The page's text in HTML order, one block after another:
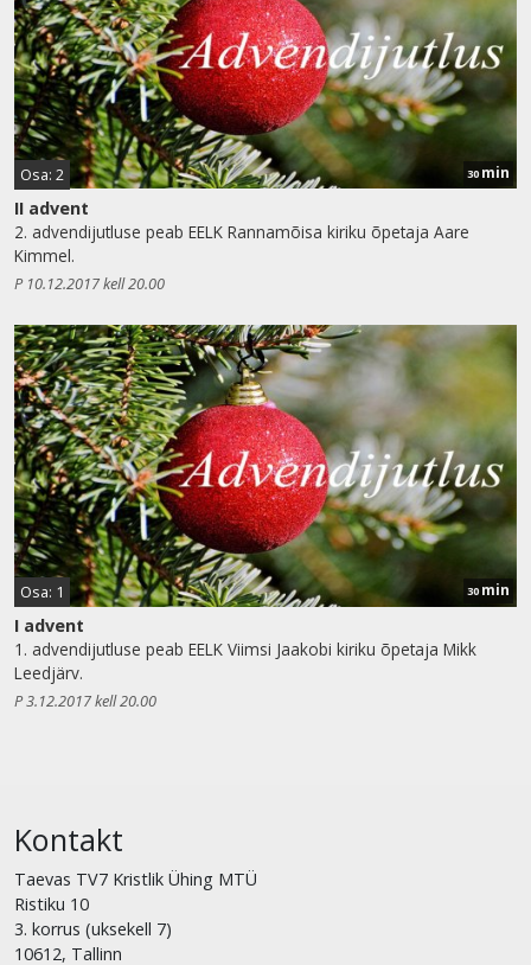
Osa: 2 30 min
II advent
2. advendijutluse peab EELK Rannamõisa kiriku õpetaja Aare
Kimmel.
P 10.12.2017 kell 20.00
Osa: 1 30 min
I advent
1. advendijutluse peab EELK Viimsi Jaakobi kiriku õpetaja Mikk
Leedjärv.
P 3.12.2017 kell 20.00
Kontakt
Taevas TV7 Kristlik Ühing MTÜ
Ristiku 10
3. korrus (uksekell 7)
10612, Tallinn